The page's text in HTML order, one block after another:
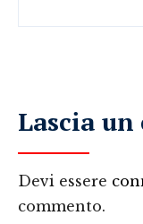
Lascia
Devi essere
commento.